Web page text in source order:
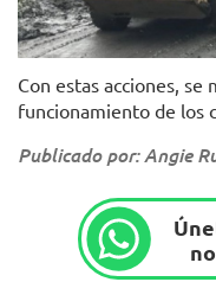
Con estas acciones,
funcionamiento de los
Publicado por: Angie